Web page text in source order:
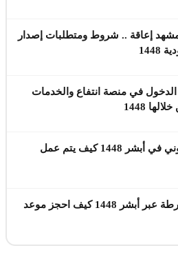
إعاقة .. شروط ومتطلبات إصدار
في منصة انتفاع والخدمات
1448
خدمة التفويض الإلكتروني في أبشر 1448 كيف يتم عمل
طريقة حجز موعد الشرطة عبر أبشر 1448 كيف احجز موعد